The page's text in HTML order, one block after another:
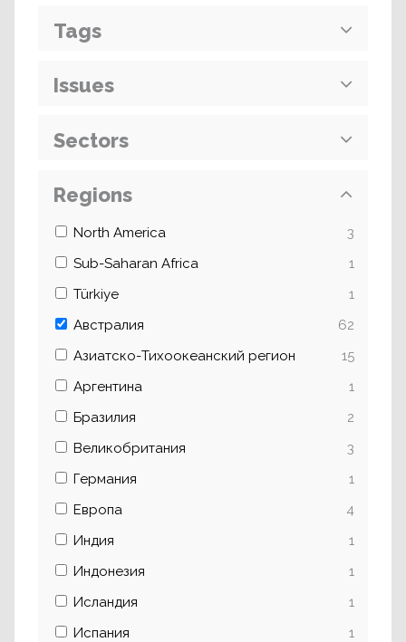
Tags
Issues
Sectors
Regions
North America
3
Sub-Saharan Africa
1
Türkiye
1
Австралия
62
Азиатско-Тихоокеанский регион
15
Аргентина
1
Бразилия
2
Великобритания
3
Германия
1
Европа
4
Индия
1
Индонезия
1
Исландия
1
Испания
1